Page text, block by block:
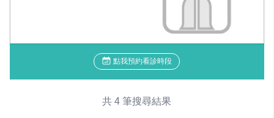
點我預約看診時段
共 4 筆搜尋結果